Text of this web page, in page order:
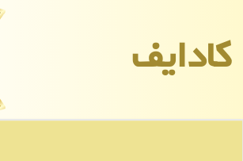
كادایف